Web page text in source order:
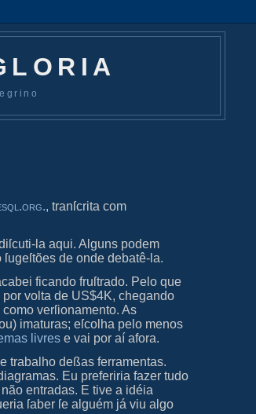
, tranſcrita com
la aqui. Alguns podem
de onde debatê-la.
ficando fruſtrado. Pelo que
por volta de US$4K, chegando
como verſionamento. As
imaturas; eſcolha pelo menos
livres e vai por aí afora.
trabalho deßas ferramentas.
Eu preferiria fazer tudo
entradas. E tive a idéia
ſaber ſe alguém já viu algo